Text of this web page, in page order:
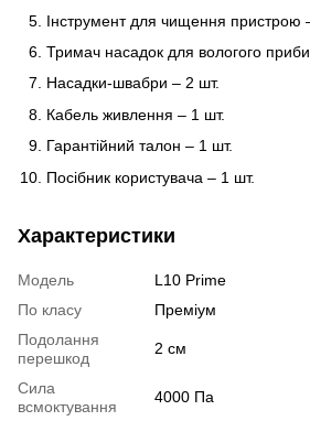
Інструмент для чищення пристрою
Тримач насадок для вологого
Насадки-швабри – 2 шт.
Кабель живлення – 1 шт.
Гарантійний талон – 1 шт.
Посібник користувача – 1 шт.
Характеристики
Модель
L10 Prime
По класу
Преміум
Подолання
перешкод
2 см
Сила
всмоктування
4000 Па